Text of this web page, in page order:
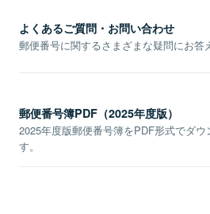
よくあるご質問・お問い合わせ
郵便番号に関するさまざまな疑問にお答
郵便番号簿PDF（2025年度版）
2025年度版郵便番号簿をPDF形式でダウ
す。